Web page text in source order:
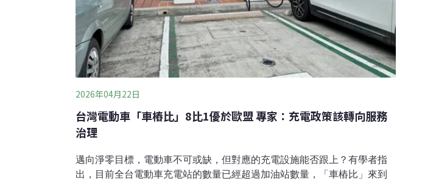
2026年04月22日
台灣電動車「車樁比」8比1優於歐盟 專家：充電政策該轉向服務
治理
邁向淨零目標，電動車不可或缺，但對應的充電設施能否跟上？有學者指
出，目前全台電動車充電站的數量已經超過加油站數量，「車樁比」來到